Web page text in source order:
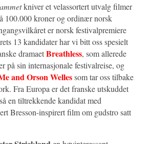
kniver et velassortert utvalg filmer
100.000 kroner og ordinær norsk
er norsk festivalpremiere
13 kandidater har vi bitt oss spesielt
dramaetBreathless, som allerede
på sin internasjonale festivalreise, og
and Orson Wellessom tar oss tilbake
Fra Europa er det franske utskuddet
en tiltrekkende kandidat med
Bresson-inspirert film om gudstro satt